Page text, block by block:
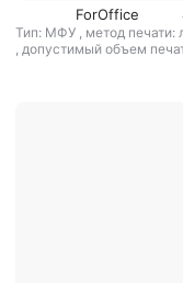
ForOffice
Тип: МФУ , метод печати:
, допустимый объем